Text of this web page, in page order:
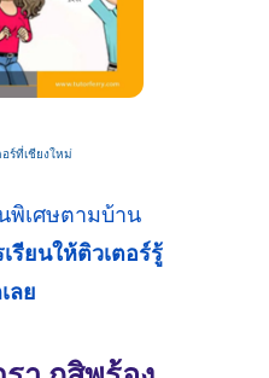
ร์ที่เชียงใหม่
รียนให้ติวเตอร์รู้
ลย